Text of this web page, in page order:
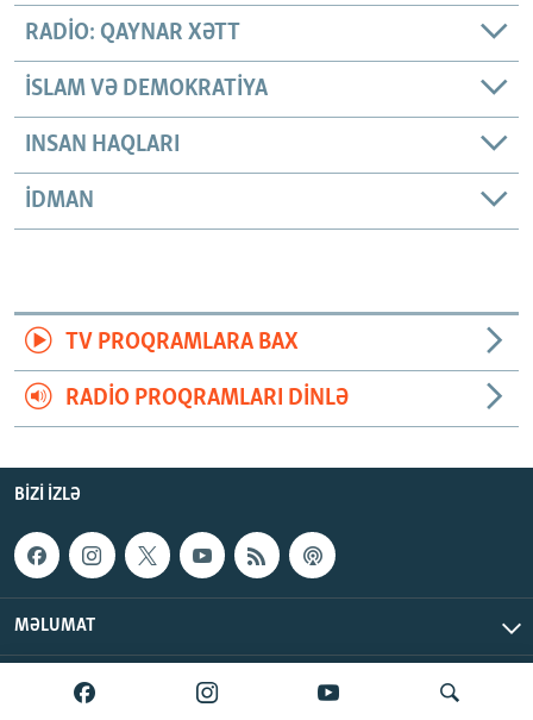
RADIO: QAYNAR XƏTT
İSLAM VƏ DEMOKRATIYA
INSAN HAQLARI
İDMAN
TV PROQRAMLARA BAX
RADIO PROQRAMLARI DINLƏ
BIZI IZLƏ
MƏLUMAT
AzadlıqRadiosu © 2026 Inc. | Bütün hüquqlar qorunur